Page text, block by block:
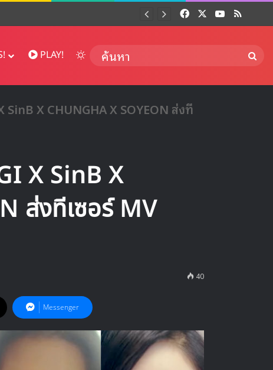
FacebookYouTube
RSS
PLAY! Switch skin
SinB X CHUNGHA X SOYEON ส่งที
X SinB X
ส่งทีเซอร์ MV
40
Messenger